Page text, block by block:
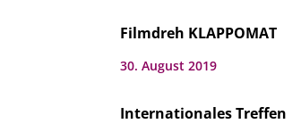
Filmdreh KLAPPOMAT
30. August 2019
Internationales Treffen